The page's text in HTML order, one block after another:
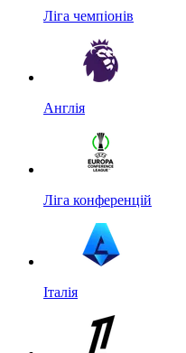
Ліга чемпіонів
Англія
Ліга конференцій
Італія